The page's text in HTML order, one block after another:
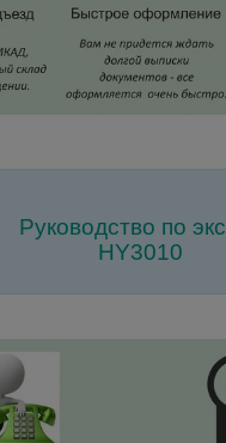
Руководство по
HY3010